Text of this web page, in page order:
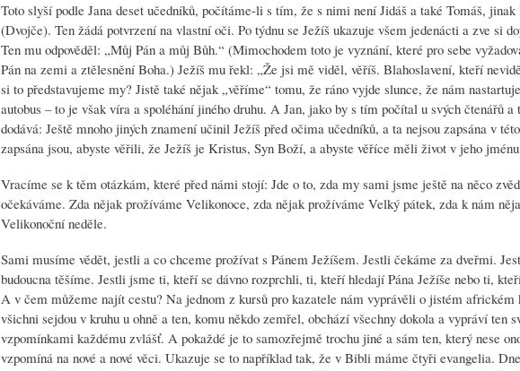
Toto slyší podle Jana deset učedníků, počítáme-li s tím, že s nimi není Jidáš a také Tomáš,
(Dvojče). Ten žádá potvrzení na vlastní oči. Po týdnu se Ježíš ukazuje všem jedenácti a zve si
Ten mu odpověděl: „Můj Pán a můj Bůh.“ (Mimochodem toto je vyznání, které pro sebe
Pán na zemi a ztělesnění Boha.) Ježíš mu řekl: „Že jsi mě viděl, věříš. Blahoslavení, kteří
si to představujeme my? Jistě také nějak „věříme“ tomu, že ráno vyjde slunce, že nám
autobus – to je však víra a spoléhání jiného druhu. A Jan, jako by s tím počítal u svých čtenářů a
dodává: Ještě mnoho jiných znamení učinil Ježíš před očima učedníků, a ta nejsou zapsána v
zapsána jsou, abyste věřili, že Ježíš je Kristus, Syn Boží, a abyste věříce měli život v jeho
Vracíme se k těm otázkám, které před námi stojí: Jde o to, zda my sami jsme ještě na něco
očekáváme. Zda nějak prožíváme Velikonoce, zda nějak prožíváme Velký pátek, zda k nám
Velikonoční neděle.
Sami musíme vědět, jestli a co chceme prožívat s Pánem Ježíšem. Jestli čekáme za dveřmi.
budoucna těšíme. Jestli jsme ti, kteří se dávno rozprchli, ti, kteří hledají Pána Ježíše nebo ti,
A v čem můžeme najít cestu? Na jednom z kursů pro kazatele nám vyprávěli o jistém africkém
všichni sejdou v kruhu u ohně a ten, komu někdo zemřel, obchází všechny dokola a vypráví ten
vzpomínkami každému zvlášť. A pokaždé je to samozřejmě trochu jiné a sám ten, který nese
vzpomíná na nové a nové věci. Ukazuje se to například tak, že v Bibli máme čtyři evangelia.